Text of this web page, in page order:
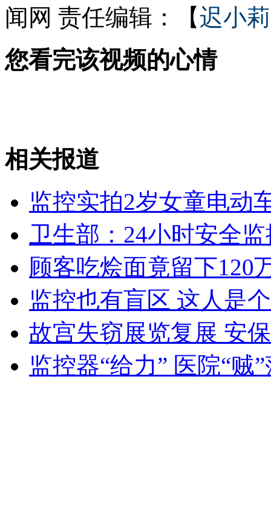
走！跟着总书记去植树
消防员救轻生者 花炮节热闹非凡 减压"枕头大战"
纽约上演“枕头大战”
司机酒驾遇交警 急速倒车逃窜
闻网 责任编辑：【迟小莉
您看完该视频的心情
相关报道
监控实拍2岁女童电动
卫生部：24小时安全
顾客吃烩面竟留下120
监控也有盲区 这人是
故宫失窃展览复展 安
监控器“给力” 医院“贼